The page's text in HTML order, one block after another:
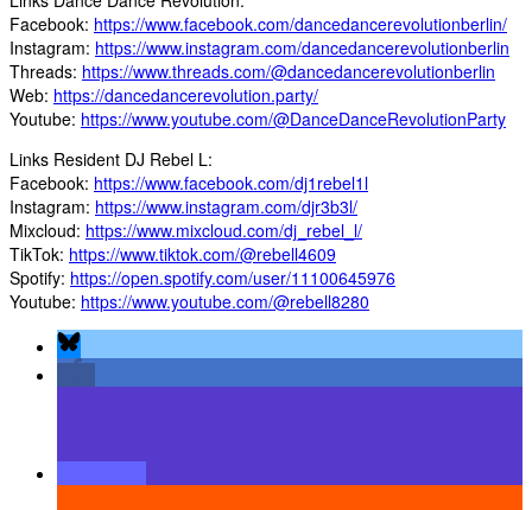
Facebook: https://www.facebook.com/dancedancerevolutionberlin/
Instagram: https://www.instagram.com/dancedancerevolutionberlin
Threads: https://www.threads.com/@dancedancerevolutionberlin
Web: https://dancedancerevolution.party/
Youtube: https://www.youtube.com/@DanceDanceRevolutionParty
Links Resident DJ Rebel L:
Facebook: https://www.facebook.com/dj1rebel1l
Instagram: https://www.instagram.com/djr3b3l/
Mixcloud: https://www.mixcloud.com/dj_rebel_l/
TikTok: https://www.tiktok.com/@rebell4609
Spotify: https://open.spotify.com/user/11100645976
Youtube: https://www.youtube.com/@rebell8280